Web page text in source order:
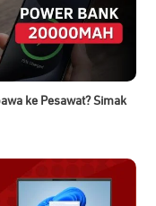
ke Pesawat? Simak